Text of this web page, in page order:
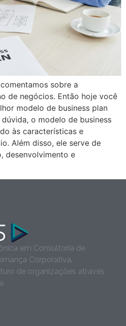
sobre a
de negócios. Então hoje você
modelo de business plan
o modelo de business
às características e
Além disso, ele serve de
desenvolvimento e
em Consultoria de
Corporativa.
de organizações através